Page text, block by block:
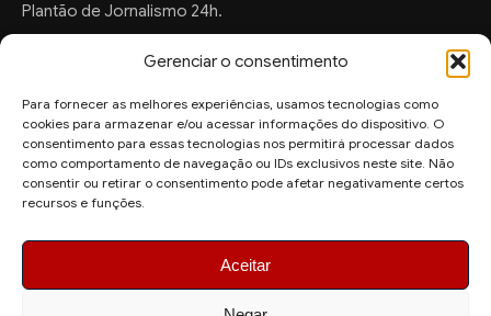
Gerenciar o consentimento
Para fornecer as melhores experiências, usamos tecnologias como
cookies para armazenar e/ou acessar informações do dispositivo. O
consentimento para essas tecnologias nos permitirá processar dados
como comportamento de navegação ou IDs exclusivos neste site. Não
consentir ou retirar o consentimento pode afetar negativamente certos
recursos e funções.
Aceitar
Plantão de Jornalismo 24h.
FALE CONOSCO
Sugestões de Pauta:
ronaldo.valentim150@gmail.com